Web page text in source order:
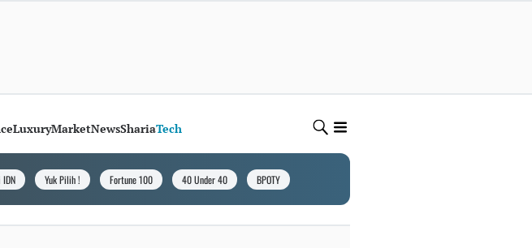
LuxuryMarketNewsShariaTech
Yuk Pilih ! Fortune 100 40 Under 40 BPOTY